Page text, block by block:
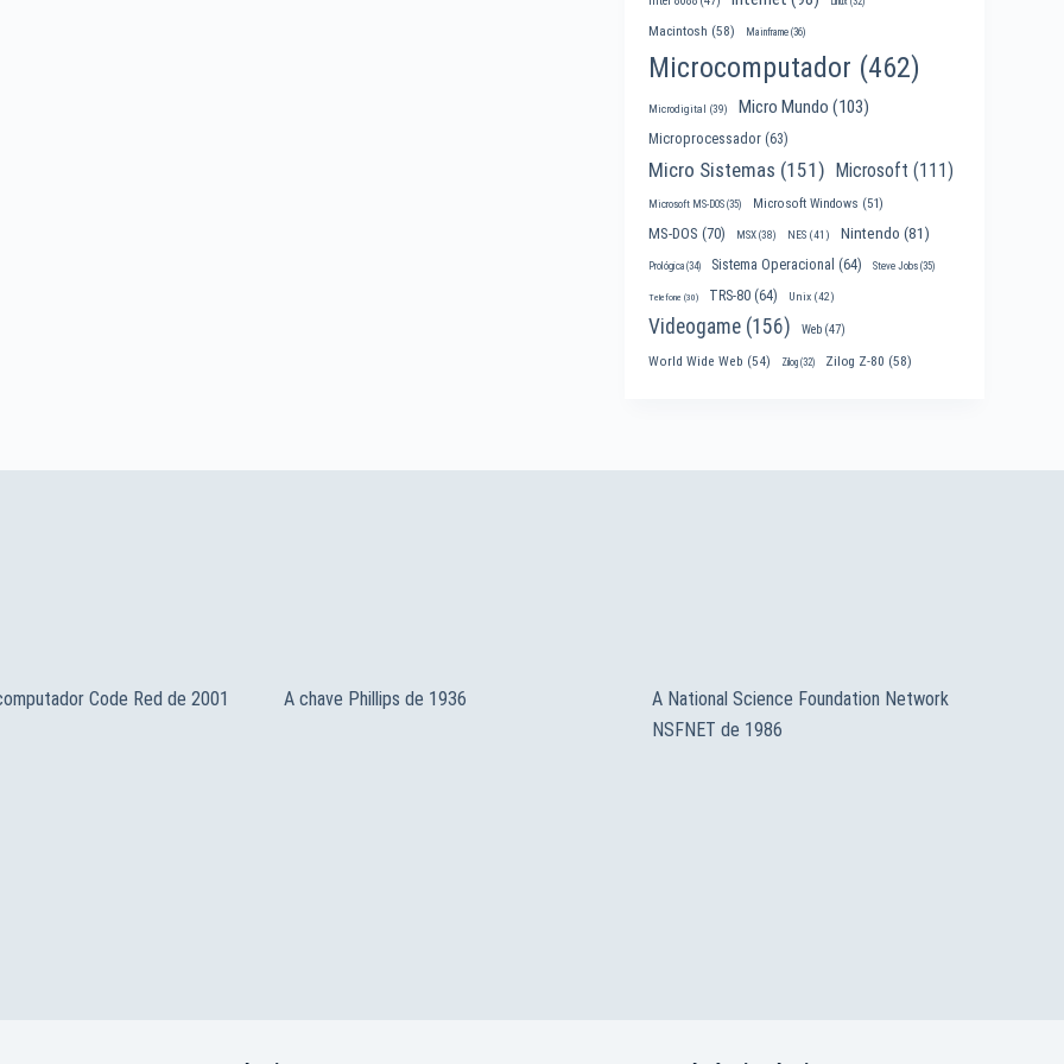
Macintosh (58) Mainframe (36)
Microcomputador (462)
Microdigital (39) Micro Mundo (103)
Microprocessador (63)
Micro Sistemas (151) Microsoft (111)
Microsoft MS-DOS (35) Microsoft Windows (51)
MS-DOS (70) MSX(38) NES (41) Nintendo (81)
Prológica (34) Sistema Operacional (64) Steve Jobs (35)
Telefone (30) TRS-80 (64) Unix (42)
Videogame (156) Web (47)
World Wide Web (54) Zilog (32) Zilog Z-80 (58)
Code Red de 2001 A chave Phillips de 1936
A National Science Foundation Network
NSFNET de 1986